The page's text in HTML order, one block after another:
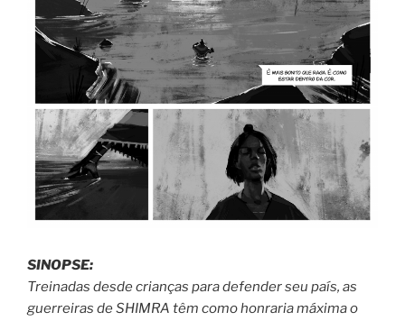
SINOPSE:
Treinadas desde crianças para defender seu país, as
guerreiras de SHIMRA têm como honraria máxima o